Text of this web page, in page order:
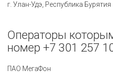
г. Улан-Удэ, Республика Бурятия
Операторы
номер +7 301 257
ПАО МегаФон